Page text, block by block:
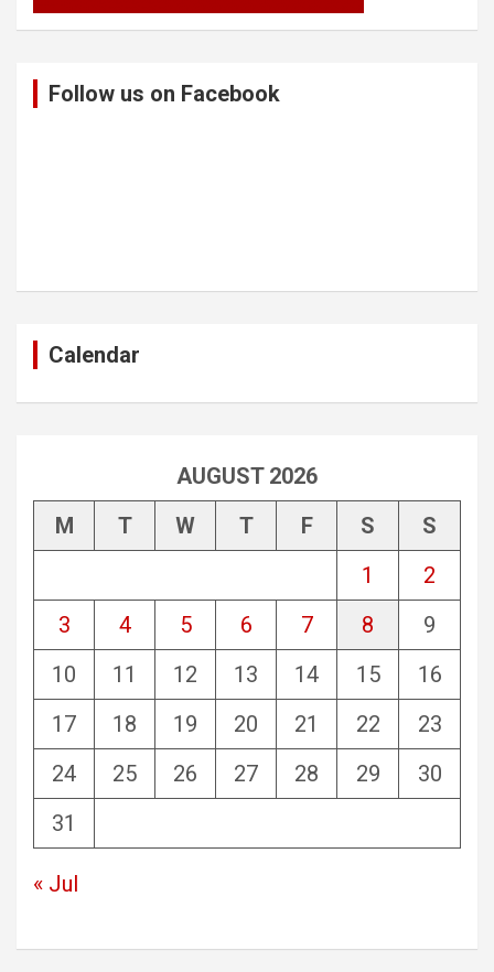
Follow us on Facebook
Calendar
AUGUST 2026
M
T W T F S
S
1
2
3
4 5 6 7 8
9
10
11 12 13 14 15
16
17
18 19 20 21 22
23
24
25 26 27 28 29
30
31
« Jul